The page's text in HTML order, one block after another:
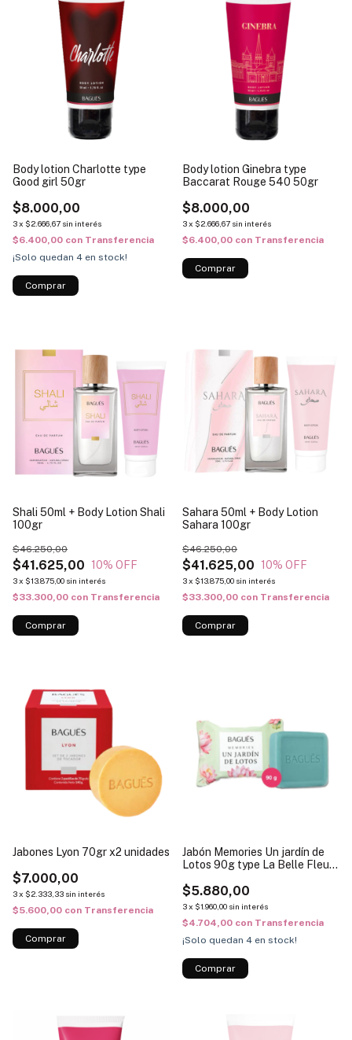
Body lotion Charlotte type
Good girl 50gr
$8.000,00
3x $2.666,67 sin interés
$6.400,00 con Transferencia
¡Solo quedan 4 en stock!
Body lotion Ginebra type
Baccarat Rouge 540 50gr
$8.000,00
3x $2.666,67 sin interés
$6.400,00 con Transferencia
Shali 50ml + Body Lotion Shali
100gr
$41.625,00
$46.250,00
10% OFF
3x $13.875,00 sin interés
$33.300,00 con Transferencia
Sahara 50ml + Body Lotion
Sahara 100gr
$41.625,00
$46.250,00
10% OFF
3x $13.875,00 sin interés
$33.300,00 con Transferencia
Jabones Lyon 70gr x2 unidades
$7.000,00
3x $2.333,33 sin interés
$5.600,00 con Transferencia
Jabón Memories Un jardín de
Lotos 90g type La Belle Fleur
$5.880,00
3x $1.960,00 sin interés
$4.704,00 con Transferencia
¡Solo quedan 4 en stock!